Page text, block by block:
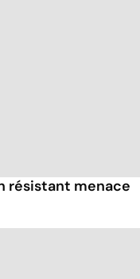
résistant menace